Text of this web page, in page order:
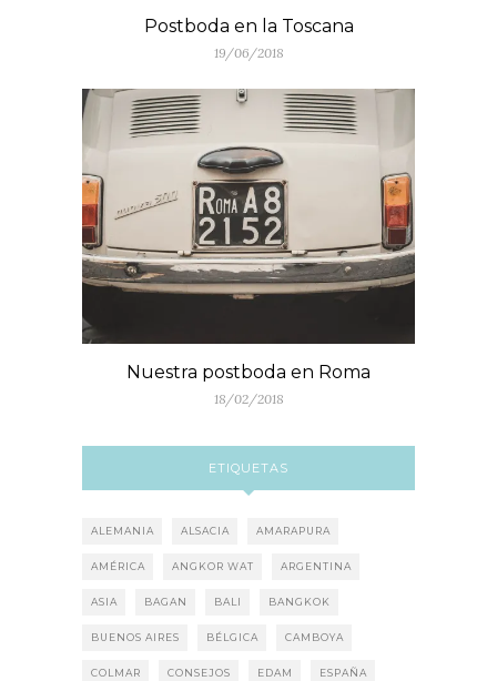
Postboda en la Toscana
19/06/2018
Nuestra postboda en Roma
18/02/2018
ETIQUETAS
ALEMANIA ALSACIA AMARAPURA
AMÉRICA ANGKOR WAT ARGENTINA
ASIA BAGAN BALI BANGKOK
BUENOS AIRES BÉLGICA CAMBOYA
COLMAR CONSEJOS EDAM ESPAÑA